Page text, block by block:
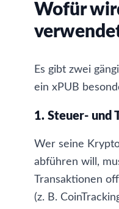
Wofür
Es gibt zwei
ein xPUB
1. Steuer- und
Wer seine
abführen will,
Transaktionen
(z. B.